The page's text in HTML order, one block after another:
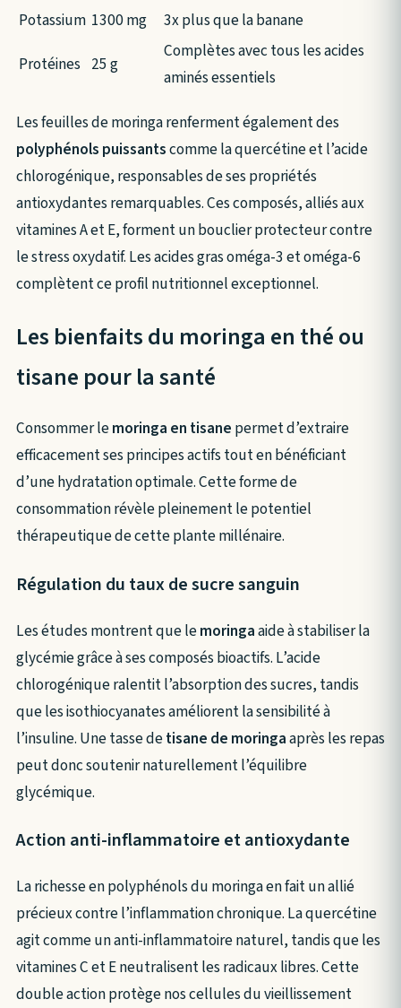
Potassium 1300 mg
3x plus que la banane
Protéines 25 g
Complètes avec tous les acides
aminés essentiels
Les feuilles de moringa renferment également des
polyphénols puissantscomme la quercétine et l’acide
chlorogénique, responsables de ses propriétés
antioxydantes remarquables. Ces composés, alliés aux
vitamines A et E, forment un bouclier protecteur contre
le stress oxydatif. Les acides gras oméga-3 et oméga-6
complètent ce profil nutritionnel exceptionnel.
Les bienfaits du moringa en thé ou
tisane pour la santé
Consommer lemoringa en tisane permet d’extraire
efficacement ses principes actifs tout en bénéficiant
d’une hydratation optimale. Cette forme de
consommation révèle pleinement le potentiel
thérapeutique de cette plante millénaire.
Régulation du taux de sucre sanguin
Les études montrent que lemoringaaide à stabiliser la
glycémie grâce à ses composés bioactifs. L’acide
chlorogénique ralentit l’absorption des sucres, tandis
que les isothiocyanates améliorent la sensibilité à
l’insuline. Une tasse detisane de moringaaprès les repas
peut donc soutenir naturellement l’équilibre
glycémique.
Action anti-inflammatoire et antioxydante
La richesse en polyphénols du moringa en fait un allié
précieux contre l’inflammation chronique. La quercétine
agit comme un anti-inflammatoire naturel, tandis que les
vitamines C et E neutralisent les radicaux libres. Cette
double action protège nos cellules du vieillissement